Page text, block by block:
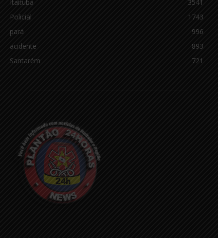
Itaituba
3541
Policial
1743
pará
996
acidente
893
Santarém
721